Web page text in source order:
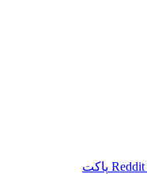
Reddit پاکت